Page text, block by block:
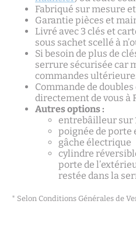
Fabriqué sur mesure
Garantie pièces et
Livré avec 3 clés et
sous sachet scellé à
Si besoin de plus de
serrure sécurisée car
commandes
Commande de
directement de vous à
Autres options :
entrebâilleur sur
poignée de porte
gâche électrique
cylindre
porte de
restée dans la
* Selon Conditions Générales de